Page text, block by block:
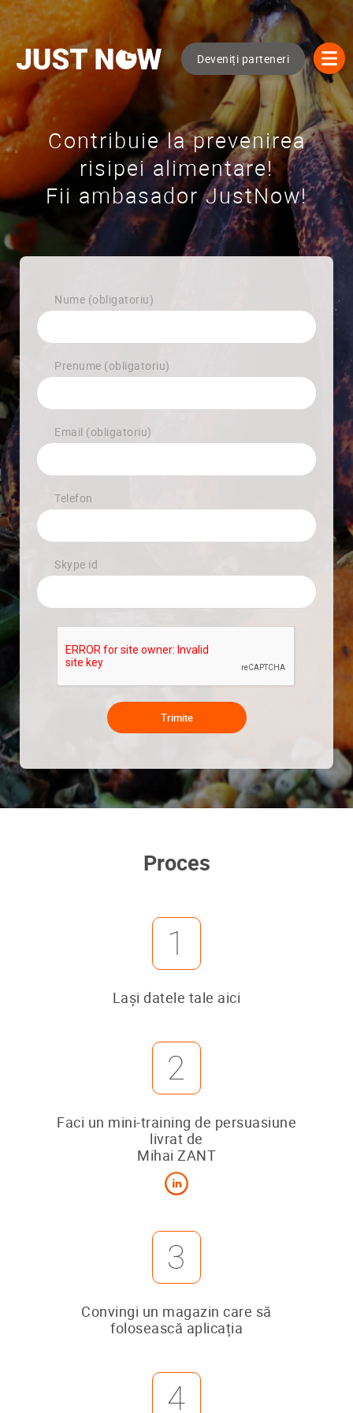
Deveniți parteneri
Contribuie la prevenirea
risipei alimentare!
Fii ambasador JustNow!
Nume (obligatoriu)
Prenume (obligatoriu)
Email (obligatoriu)
Telefon
Skype id
Proces
1
Lași datele tale aici
2
Faci un mini-training de persuasiune
livrat de
Mihai ZANT
3
Convingi un magazin care să
folosească aplicația
4